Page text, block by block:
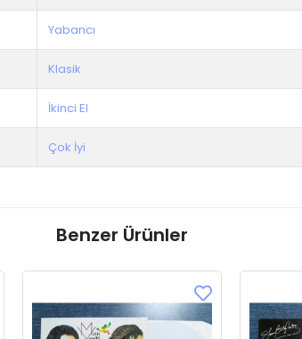
Yabancı
Klasik
İkinci El
Çok İyi
Benzer Ürünler